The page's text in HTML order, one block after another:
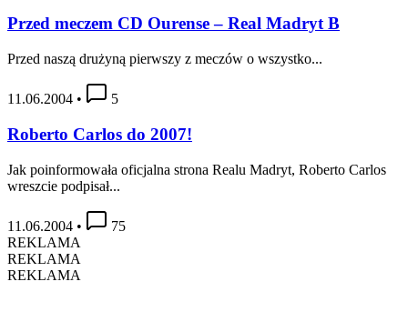
Przed meczem CD Ourense – Real Madryt B
Przed naszą drużyną pierwszy z meczów o wszystko...
11.06.2004 • 5
Roberto Carlos do 2007!
Jak poinformowała oficjalna strona Realu Madryt, Roberto Carlos
wreszcie podpisał...
11.06.2004 •
75
REKLAMA
REKLAMA
REKLAMA